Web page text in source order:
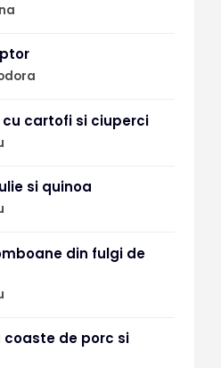
cu cartofi si ciuperci
si quinoa
din fulgi de
coaste de porc si